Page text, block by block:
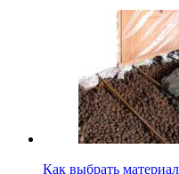
Как выбрать